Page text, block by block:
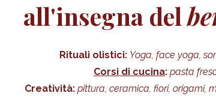
all'insegna del
Rituali olistici: Yoga, face yoga,
Corsi di cucina: pasta
Creatività:pittura, ceramica, fiori, origami,